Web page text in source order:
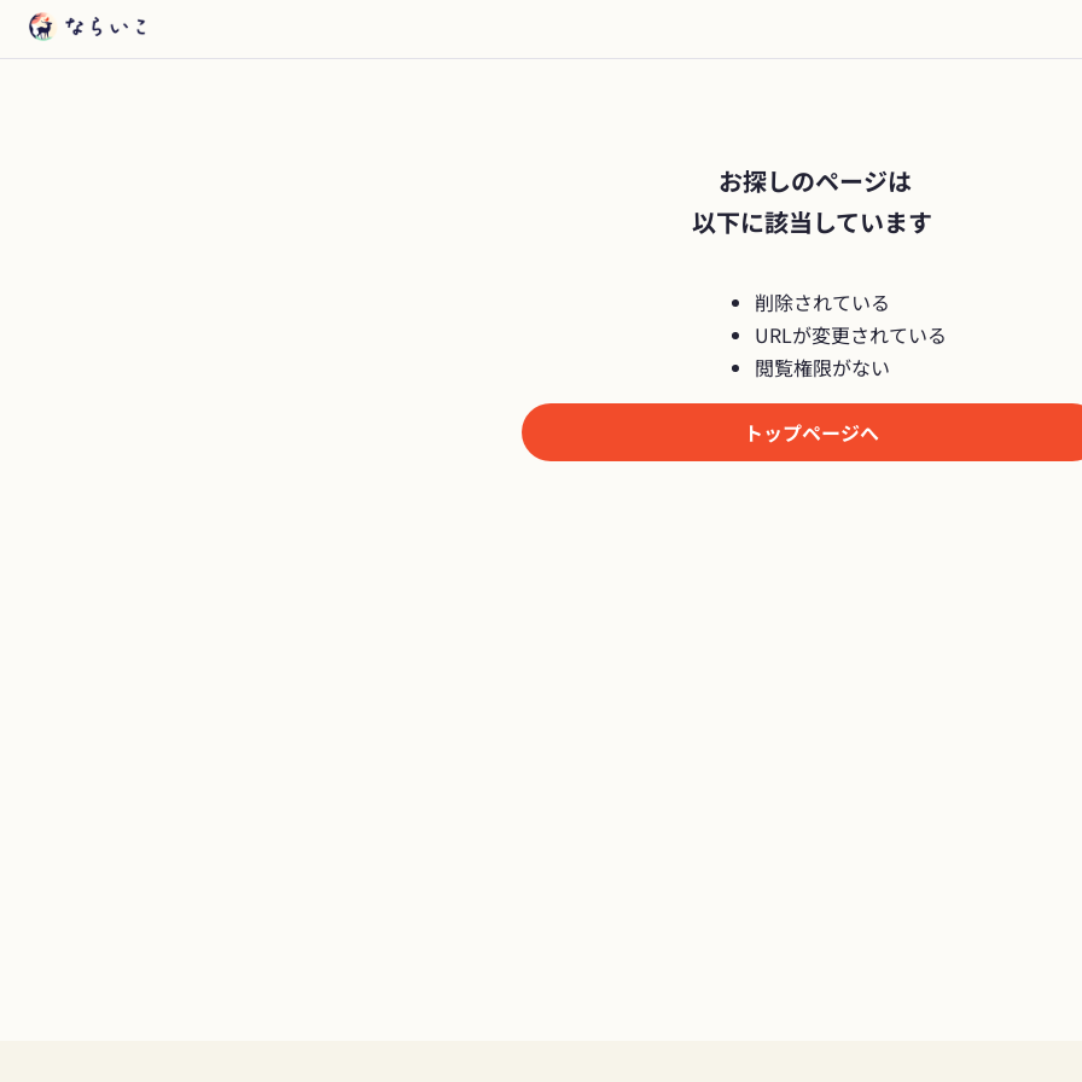
以下に該当しています
削除されている
URLが変更されている
閲覧権限がない
トップページへ